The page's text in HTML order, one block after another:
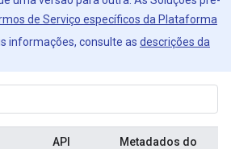
de Serviço específicos da Plataforma
informações, consulte as descrições da
API
Metadados do